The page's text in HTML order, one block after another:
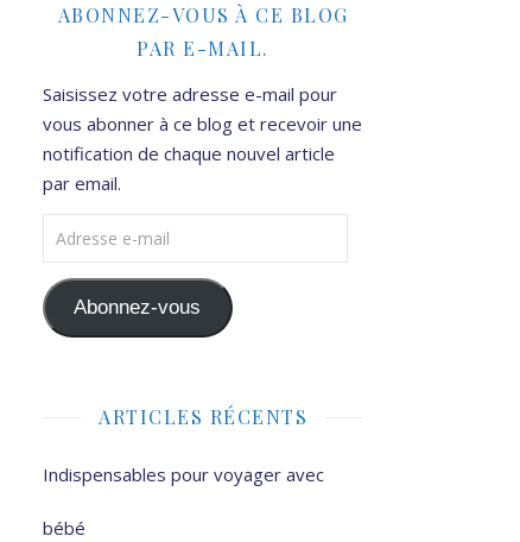
ABONNEZ-VOUS À CE BLOG
PAR E-MAIL.
Saisissez votre adresse e-mail pour
vous abonner à ce blog et recevoir une
notification de chaque nouvel article
par email.
Adresse e-mail
Abonnez-vous
ARTICLES RÉCENTS
Indispensables pour voyager avec
bébé